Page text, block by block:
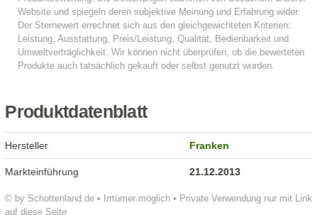
Produktdatenblatt
© by Schottenland.de • Irrtümer möglich • Private Verwendung nur mit Link
auf diese Seite
Hersteller Franken
Markteinführung 21.12.2013